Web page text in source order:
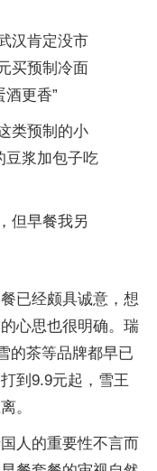
汉肯定没市
买预制冷面
更香”
类预制的小
豆浆加包子吃
但早餐我另
已经颇具诚意，想
心思也很明确。瑞
的茶等品牌都早已
到9.9元起，雪王
。
人的重要性不言而